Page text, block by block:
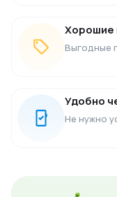
Хорошие
Выгодные
Удобно
Не нужно